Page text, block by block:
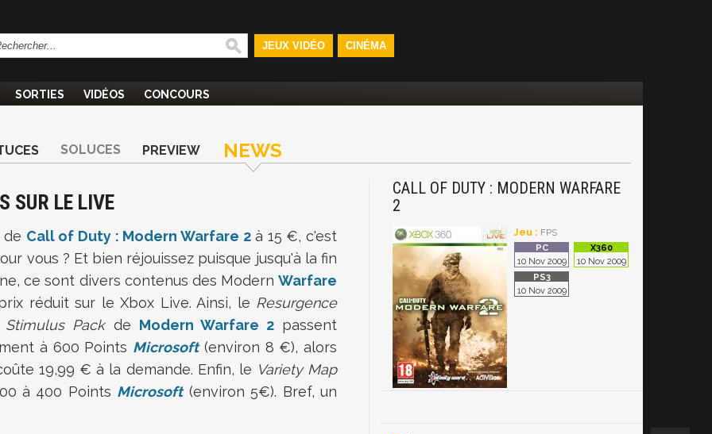
JEUX VIDÉO CINÉMA
SORTIES VIDÉOS CONCOURS
SOLUCES PREVIEW NEWS
SUR LE LIVE
de Call of Duty : Modern Warfare 2à 15 €, c'est
vous ? Et bien réjouissez puisque jusqu'à la fin
ce sont divers contenus des Modern Warfare
réduit sur le Xbox Live. Ainsi, le Resurgence
Stimulus Packde Modern Warfare 2passent
à 600 Points Microsoft(environ 8 €), alors
19,99 € à la demande. Enfin, le Variety Map
à 400 Points Microsoft(environ 5€). Bref, un
CALL OF DUTY : MODERN WARFARE
2
Jeu : FPS
10 Nov 2009 10 Nov 2009
10 Nov 2009